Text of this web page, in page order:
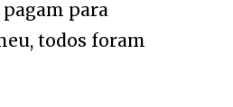
para
todos foram